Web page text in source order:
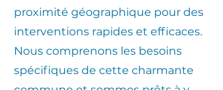
proximité géographique pour des
interventions rapides et efficaces.
Nous comprenons les besoins
spécifiques de cette charmante